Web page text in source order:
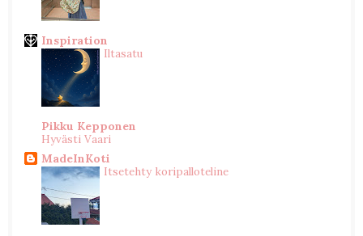
Inspiration
Iltasatu
Pikku Kepponen
Hyvästi Vaari
MadeInKoti
Itsetehty koripalloteline